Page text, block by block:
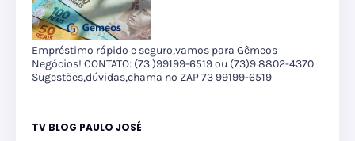
Empréstimo rápido e seguro,vamos para Gêmeos
Negócios! CONTATO: (73 )99199-6519 ou (73)9 8802-4370
Sugestões,dúvidas,chama no ZAP 73 99199-6519
TV BLOG PAULO JOSÉ